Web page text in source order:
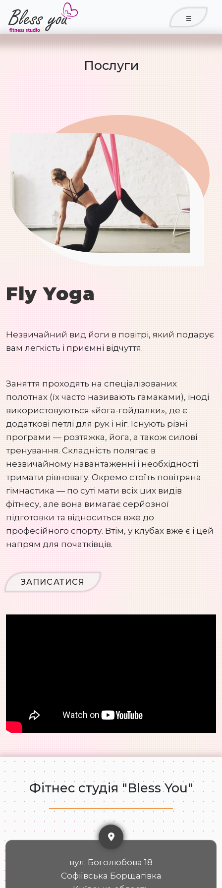
Послуги
Fly Yoga
Незвичайний вид йоги в повітрі, який подарує
вам легкість і приємні відчуття.
Заняття проходять на спеціалізованих
полотнах (їх часто називають гамаками), іноді
використовуються «йога-гойдалки», де є
додаткові петлі для рук і ніг. Існують різні
програми — розтяжка, йога, а також силові
тренування. Складність полягає в
незвичайному навантаженні і необхідності
тримати рівновагу. Окремо стоїть повітряна
гімнастика — по суті мати всіх цих видів
фітнесу, але вона вимагає серйозної
підготовки та відноситься вже до
професійного спорту. Втім, у клубах вже є і цей
напрям для початківців.
ЗАПИСАТИСЯ
Фітнес студія "Bless You"
вул. Боголюбова 18
Софіївська Борщагівка